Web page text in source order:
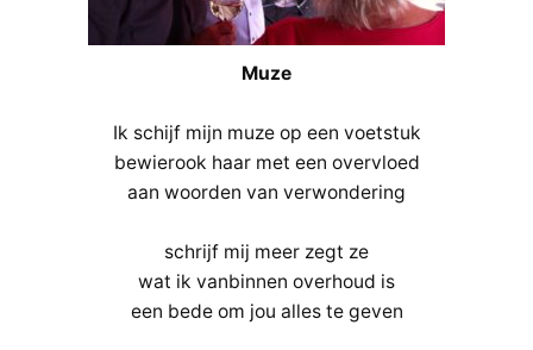
Muze
Ik schijf mijn muze op een voetstuk
bewierook haar met een overvloed
aan woorden van verwondering
schrijf mij meer zegt ze
wat ik vanbinnen overhoud is
een bede om jou alles te geven